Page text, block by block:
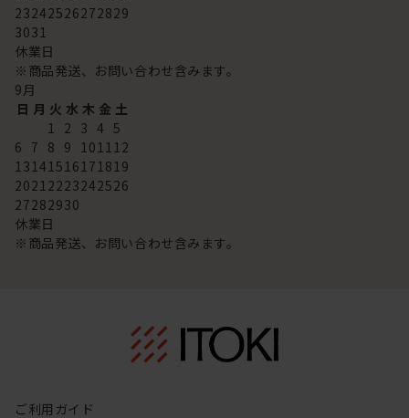
23242526272829
3031
休業日
※商品発送、お問い合わせ含みます。
9月
日 月 火 水 木 金 土
1 2 3 4 5
6 7 8 9 101112
13141516171819
20212223242526
27282930
休業日
※商品発送、お問い合わせ含みます。
ご利用ガイド